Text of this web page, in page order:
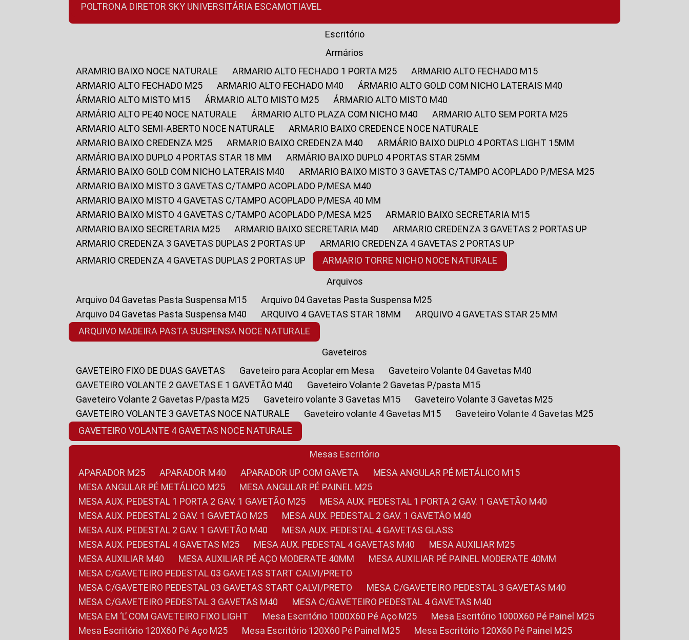
POLTRONA DIRETOR SKY UNIVERSITÁRIA ESCAMOTIAVEL
Escritório
Armários
ARAMRIO BAIXO NOCE NATURALE
ARMARIO ALTO FECHADO 1 PORTA M25
ARMARIO ALTO FECHADO M15
ARMARIO ALTO FECHADO M25
ARMARIO ALTO FECHADO M40
ÁRMARIO ALTO GOLD COM NICHO LATERAIS M40
ÁRMARIO ALTO MISTO M15
ÁRMARIO ALTO MISTO M25
ÁRMARIO ALTO MISTO M40
ARMÁRIO ALTO PE40 NOCE NATURALE
ÁRMARIO ALTO PLAZA COM NICHO M40
ARMARIO ALTO SEM PORTA M25
ARMARIO ALTO SEMI-ABERTO NOCE NATURALE
ARMARIO BAIXO CREDENCE NOCE NATURALE
ARMARIO BAIXO CREDENZA M25
ARMARIO BAIXO CREDENZA M40
ARMÁRIO BAIXO DUPLO 4 PORTAS LIGHT 15MM
ARMÁRIO BAIXO DUPLO 4 PORTAS STAR 18 MM
ARMÁRIO BAIXO DUPLO 4 PORTAS STAR 25MM
ÁRMARIO BAIXO GOLD COM NICHO LATERAIS M40
ARMARIO BAIXO MISTO 3 GAVETAS C/TAMPO ACOPLADO P/MESA M25
ARMARIO BAIXO MISTO 3 GAVETAS C/TAMPO ACOPLADO P/MESA M40
ARMARIO BAIXO MISTO 4 GAVETAS C/TAMPO ACOPLADO P/MESA 40 MM
ARMARIO BAIXO MISTO 4 GAVETAS C/TAMPO ACOPLADO P/MESA M25
ARMARIO BAIXO SECRETARIA M15
ARMARIO BAIXO SECRETARIA M25
ARMARIO BAIXO SECRETARIA M40
ARMARIO CREDENZA 3 GAVETAS 2 PORTAS UP
ARMARIO CREDENZA 3 GAVETAS DUPLAS 2 PORTAS UP
ARMARIO CREDENZA 4 GAVETAS 2 PORTAS UP
ARMARIO CREDENZA 4 GAVETAS DUPLAS 2 PORTAS UP
ARMARIO TORRE NICHO NOCE NATURALE
Arquivos
Arquivo 04 Gavetas Pasta Suspensa M15
Arquivo 04 Gavetas Pasta Suspensa M25
Arquivo 04 Gavetas Pasta Suspensa M40
ARQUIVO 4 GAVETAS STAR 18MM
ARQUIVO 4 GAVETAS STAR 25 MM
ARQUIVO MADEIRA PASTA SUSPENSA NOCE NATURALE
Gaveteiros
GAVETEIRO FIXO DE DUAS GAVETAS
Gaveteiro para Acoplar em Mesa
Gaveteiro Volante 04 Gavetas M40
GAVETEIRO VOLANTE 2 GAVETAS E 1 GAVETÃO M40
Gaveteiro Volante 2 Gavetas P/pasta M15
Gaveteiro Volante 2 Gavetas P/pasta M25
Gaveteiro volante 3 Gavetas M15
Gaveteiro Volante 3 Gavetas M25
GAVETEIRO VOLANTE 3 GAVETAS NOCE NATURALE
Gaveteiro volante 4 Gavetas M15
Gaveteiro Volante 4 Gavetas M25
GAVETEIRO VOLANTE 4 GAVETAS NOCE NATURALE
Mesas Escritório
APARADOR M25
APARADOR M40 APARADOR UP COM GAVETA
MESA ANGULAR PÉ METÁLICO M15
MESA ANGULAR PÉ METÁLICO M25
MESA ANGULAR PÉ PAINEL M25
MESA AUX. PEDESTAL 1 PORTA 2 GAV. 1 GAVETÃO M25
MESA AUX. PEDESTAL 1 PORTA 2 GAV. 1 GAVETÃO M40
MESA AUX. PEDESTAL 2 GAV. 1 GAVETÃO M25
MESA AUX. PEDESTAL 2 GAV. 1 GAVETÃO M40
MESA AUX. PEDESTAL 2 GAV. 1 GAVETÃO M40
MESA AUX. PEDESTAL 4 GAVETAS GLASS
MESA AUX. PEDESTAL 4 GAVETAS M25
MESA AUX. PEDESTAL 4 GAVETAS M40
MESA AUXILIAR M25
MESA AUXILIAR M40
MESA AUXILIAR PÉ AÇO MODERATE 40MM
MESA AUXILIAR PÉ PAINEL MODERATE 40MM
MESA C/GAVETEIRO PEDESTAL 03 GAVETAS START CALVI/PRETO
MESA C/GAVETEIRO PEDESTAL 03 GAVETAS START CALVI/PRETO
MESA C/GAVETEIRO PEDESTAL 3 GAVETAS M40
MESA C/GAVETEIRO PEDESTAL 3 GAVETAS M40
MESA C/GAVETEIRO PEDESTAL 4 GAVETAS M40
MESA EM ‘L’ COM GAVETEIRO FIXO LIGHT
Mesa Escritório 1000X60 Pé Aço M25
Mesa Escritório 1000X60 Pé Painel M25
Mesa Escritório 120X60 Pé Aço M25
Mesa Escritório 120X60 Pé Painel M25
Mesa Escritório 120X60 Pé Painel M25